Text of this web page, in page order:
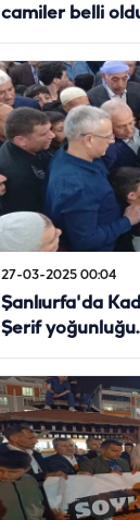
camiler belli
27-03-2025 00:04
Şanlıurfa'da
Şerif